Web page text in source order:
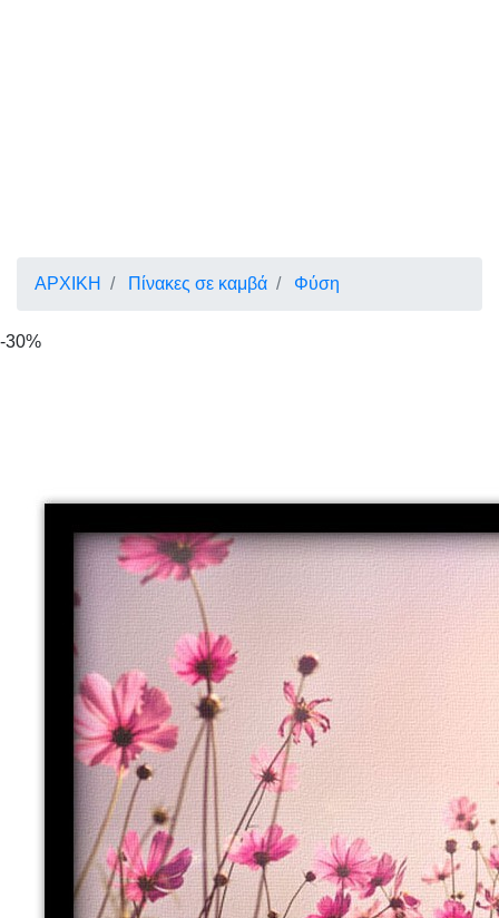
ΑΡΧΙΚΗ Πίνακες σε καμβά Φύση
-30%